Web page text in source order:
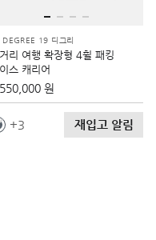
DEGREE 19 디그리
리 여행 확장형 4휠 패킹
스 캐리어
원
3 재입고 알림